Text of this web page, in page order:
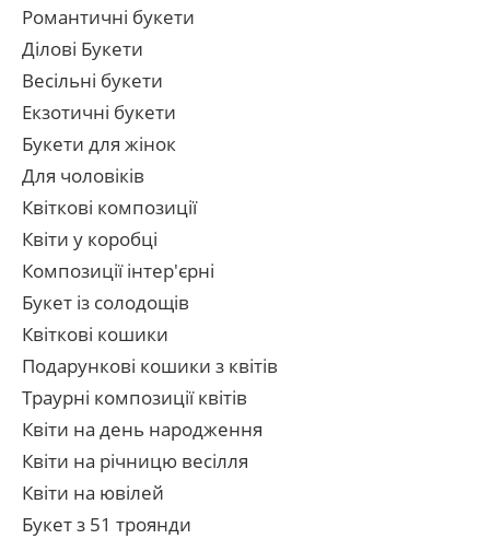
Романтичні букети
Ділові Букети
Весільні букети
Екзотичні букети
Букети для жінок
Для чоловіків
Квіткові композиції
Квіти у коробці
Композиції інтер'єрні
Букет із солодощів
Квіткові кошики
Подарункові кошики з квітів
Траурні композиції квітів
Квіти на день народження
Квіти на річницю весілля
Квіти на ювілей
Букет з 51 троянди